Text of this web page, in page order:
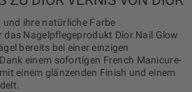
und ihre natürliche Farbe
das Nagelpflegeprodukt Dior Nail Glow
bereits bei einer einzigen
einem sofortigen French Manicure-
einem glänzenden Finish und einem